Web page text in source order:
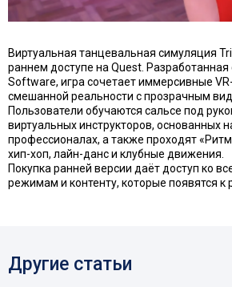
Виртуальная танцевальная симуляция
раннем доступе на Quest. Разработанная
Software, игра сочетает иммерсивные
смешанной реальности с прозрачным
Пользователи обучаются сальсе под
виртуальных инструкторов, основанных
профессионалах, а также проходят
хип-хоп, лайн-данс и клубные движения.
Покупка ранней версии даёт доступ ко
режимам и контенту, которые появятся к
Другие статьи